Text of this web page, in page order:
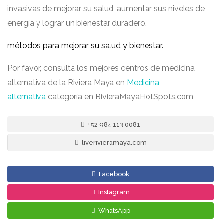
invasivas de mejorar su salud, aumentar sus niveles de
energía y lograr un bienestar duradero.
métodos para mejorar su salud y bienestar.
Por favor, consulta los mejores centros de medicina
alternativa de la Riviera Maya en Medicina
alternativa categoría en RivieraMayaHotSpots.com
+52 984 113 0081
liverivieramaya.com
Facebook
Instagram
WhatsApp